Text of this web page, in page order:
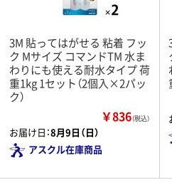
3M 貼ってはがせる 粘着 フッ
ク Mサイズ コマンドTM 水ま
わりにも使える耐水タイプ 荷
重1kg 1セット（2個入×2パッ
ク）
￥836（税込）
お届け日：8月9日（日）
アスクル在庫商品